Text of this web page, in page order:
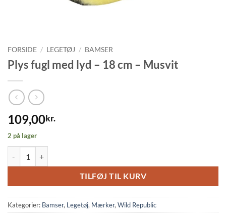
FORSIDE / LEGETØJ / BAMSER
Plys fugl med lyd – 18 cm – Musvit
109,00kr.
2 på lager
TILFØJ TIL KURV
Kategorier: Bamser, Legetøj, Mærker, Wild Republic